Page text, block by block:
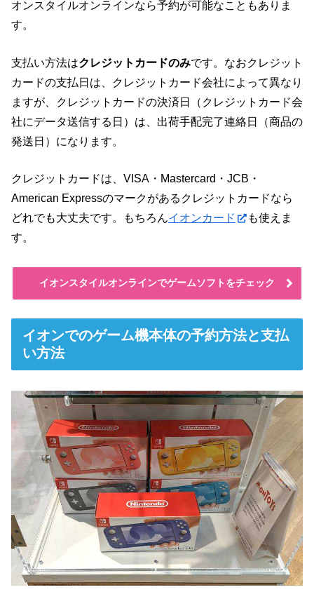
オンスタイルオンラインなら予約が可能なこともありま
す。
支払い方法はクレジットカードのみです。なおクレジット
カードの支払日は、クレジットカード会社によって異なり
ますが、クレジットカードの決済日（クレジットカード会
社にデータ送信する日）は、出荷手配完了連絡日（商品の
発送日）になります。
クレジットカードは、VISA・Mastercard・JCB・
American Expressのマークがあるクレジットカードなら
どれでも大丈夫です。もちろんイオンカード
も使えま
す。
イオンスタイルオンラインでゲームソフトをチェック
イオンでのゲーム機本体の予約方法と支払
い方法